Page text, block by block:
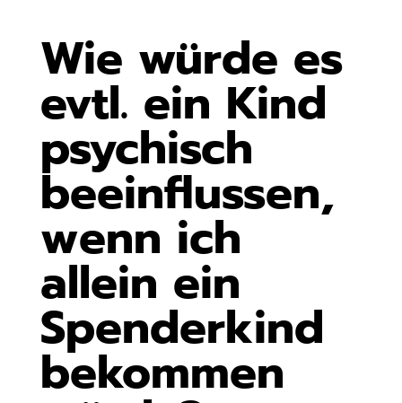
Wie würde es
evtl. ein Kind
psychisch
beeinflussen,
wenn ich
allein ein
Spenderkind
bekommen